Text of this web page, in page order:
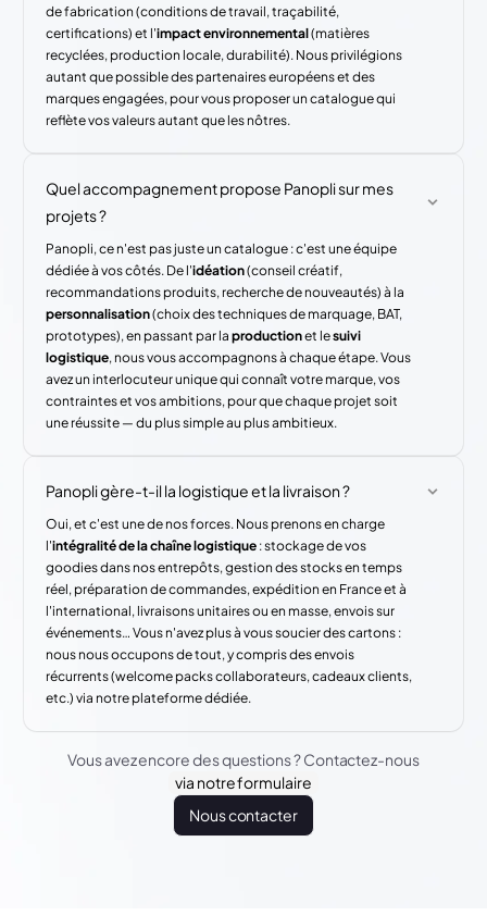
de fabrication (conditions de travail, traçabilité,
certifications) et l'impact environnemental(matières
recyclées, production locale, durabilité). Nous privilégions
autant que possible des partenaires européens et des
marques engagées, pour vous proposer un catalogue qui
reflète vos valeurs autant que les nôtres.
Quel accompagnement propose Panopli sur mes
projets ?
Panopli, ce n'est pas juste un catalogue : c'est une équipe
dédiée à vos côtés. De l'idéation(conseil créatif,
recommandations produits, recherche de nouveautés) à la
personnalisation(choix des techniques de marquage, BAT,
prototypes), en passant par laproductionet lesuivi
logistique, nous vous accompagnons à chaque étape. Vous
avez un interlocuteur unique qui connaît votre marque, vos
contraintes et vos ambitions, pour que chaque projet soit
une réussite — du plus simple au plus ambitieux.
Panopli gère-t-il la logistique et la livraison ?
Oui, et c'est une de nos forces. Nous prenons en charge
l'intégralité de la chaîne logistique : stockage de vos
goodies dans nos entrepôts, gestion des stocks en temps
réel, préparation de commandes, expédition en France et à
l'international, livraisons unitaires ou en masse, envois sur
événements… Vous n'avez plus à vous soucier des cartons :
nous nous occupons de tout, y compris des envois
récurrents (welcome packs collaborateurs, cadeaux clients,
etc.) via notre plateforme dédiée.
Vous avez encore des questions ? Contactez-nous
via notre formulaire
Nous contacter